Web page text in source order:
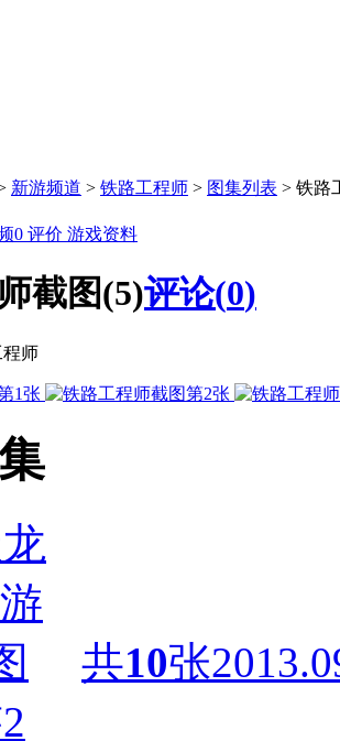
新游频道 > 铁路工程师 > 图集列表 > 铁路
0 评价 游戏资料
截图(5)评论(0)
程师
共10张